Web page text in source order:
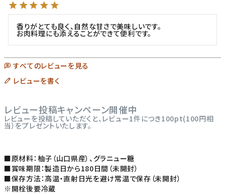
香りがとても良く、自然な甘さで美味しいです。
お肉料理にも添えることができて便利です。
すべてのレビューを見る
レビューを書く
レビュー投稿キャンペーン開催中
レビューを投稿していただくと、レビュー1件につき100pt(100円相
当）をプレゼントいたします。
■原材料：柚子（山口県産）、グラニュー糖
■賞味期限：製造日から180日間（未開封）
■保存方法：高温・直射日光を避け常温で保存（未開封）
※開栓後要冷蔵